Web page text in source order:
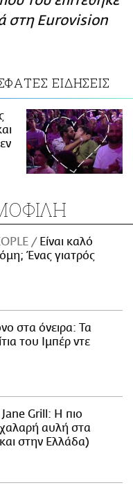
στη Eurovision
ΕΙΔΗΣΕΙΣ
Είναι καλό
Ένας γιατρός
στα όνειρα: Τα
του Ιμπέρ ντε
Grill: Η πιο
χαλαρή αυλή στα
στην Ελλάδα)